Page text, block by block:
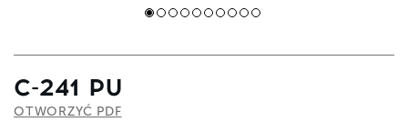
C-241 PU
OTWORZYĆ PDF